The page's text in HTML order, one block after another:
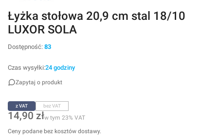
Łyżka stołowa 20,9 cm stal 18/10
LUXOR SOLA
Dostępność: 83
Czas wysyłki:24 godziny
Zapytaj o produkt
z VAT bez VAT
Cena
14,90 złw tym 23% VAT
w tym 23% VAT
Ceny podane bez kosztów dostawy.